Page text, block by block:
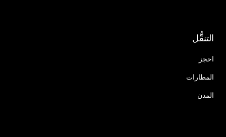
التنقُّل
احجز
المطارات
المدن